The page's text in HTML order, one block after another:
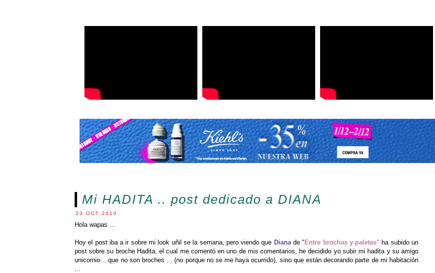
Mi HADITA .. post dedicado a DIANA
20 OCT 2010
Hola wapas ...
Hoy el post iba a ir sobre mi look uñil se la semana, pero viendo que Diana de " Entre brochas y paletas" ha subido un
post sobre su broche Hadita, el cual me comentó en uno de mis comentarios, he decidido yo subir mi hadita y su amigo
unicornio .. que no son broches ... (no porque no se me haya ocurrido), sino que están decorando parte de mi habitación
...